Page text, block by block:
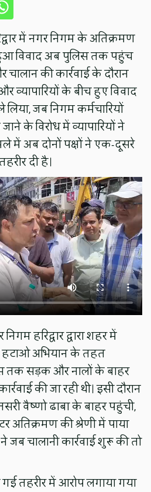
में नगर निगम के अतिक्रमण
विवाद अब पुलिस तक पहुंच
की कार्रवाई के दौरान
व्यापारियों के बीच हुए विवाद
जब निगम कर्मचारियों
के विरोध में व्यापारियों ने
में अब दोनों पक्षों ने एक-दूसरे
दी है।
हरिद्वार द्वारा शहर में
हटाओ अभियान के तहत
तक सड़क और नालों के बाहर
की जा रही थी। इसी दौरान
वैष्णो ढाबा के बाहर पहुंची,
अतिक्रमण की श्रेणी में पाया
जब चालानी कार्रवाई शुरू की तो
तहरीर में आरोप लगाया गया